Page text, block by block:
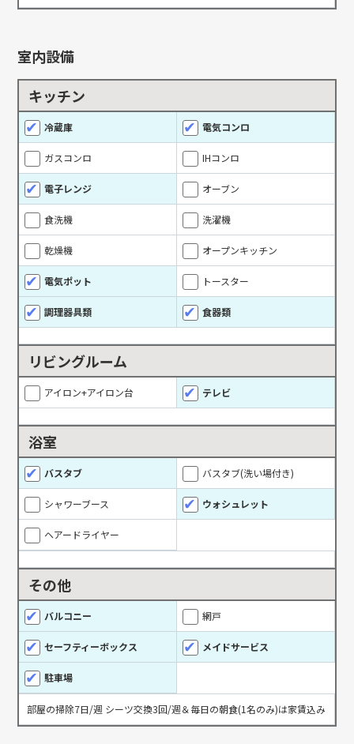
室内設備
キッチン
冷蔵庫 電気コンロ
ガスコンロ IHコンロ
電子レンジ オーブン
食洗機 洗濯機
乾燥機 オープンキッチン
電気ポット トースター
調理器具類 食器類
リビングルーム
アイロン+アイロン台 テレビ
浴室
バスタブ バスタブ(洗い場付き)
シャワーブース ウォシュレット
ヘアードライヤー
その他
バルコニー 網戸
セーフティーボックス メイドサービス
駐車場
部屋の掃除7日/週 シーツ交換3回/週＆毎日の朝食(1名のみ)は家賃込み